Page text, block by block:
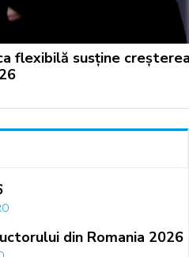
flexibilă susține
din Romania 2026